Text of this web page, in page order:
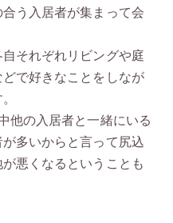
う入居者が集まって会
それぞれリビングや庭
で好きなことをしなが
他の入居者と一緒にいる
多いからと言って尻込
悪くなるということも